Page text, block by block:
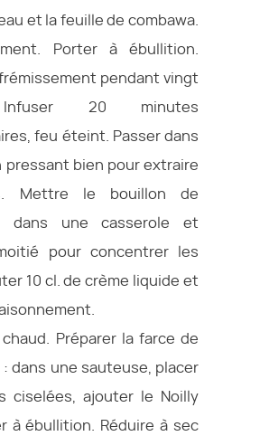
et la feuille de combawa.
Porter à ébullition.
pendant vingt
20 minutes
feu éteint. Passer dans
pressant bien pour extraire
Mettre le bouillon de
dans une casserole et
pour concentrer les
10 cl. de crème liquide et
Préparer la farce de
: dans une sauteuse, placer
ciselées, ajouter le Noilly
à ébullition. Réduire à sec